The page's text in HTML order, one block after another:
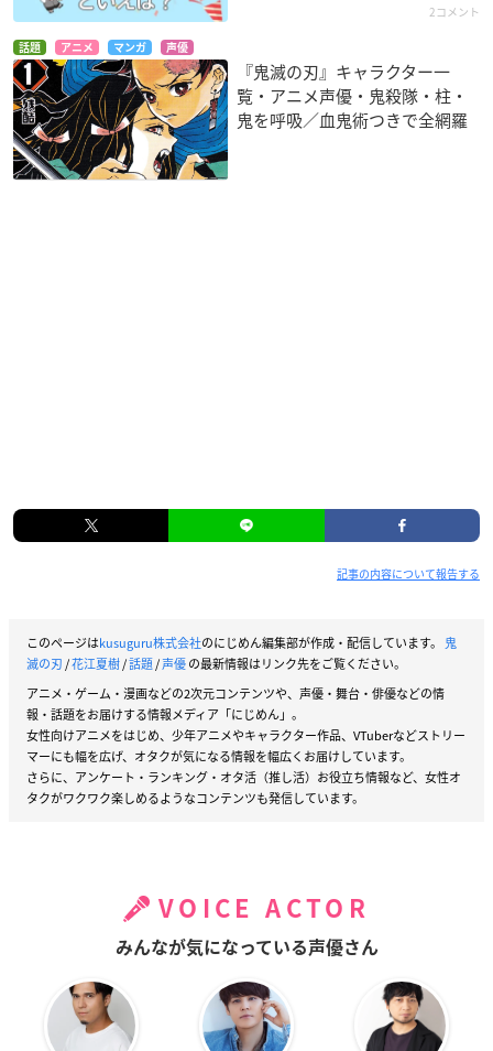
2コメント
話題 アニメ マンガ 声優
『鬼滅の刃』キャラクター一
覧・アニメ声優・鬼殺隊・柱・
鬼を呼吸／血鬼術つきで全網羅
記事の内容について報告する
このページはkusuguru株式会社のにじめん編集部が作成・配信しています。 鬼
滅の刃/花江夏樹/話題/声優の最新情報はリンク先をご覧ください。
アニメ・ゲーム・漫画などの2次元コンテンツや、声優・舞台・俳優などの情
報・話題をお届けする情報メディア「にじめん」。
女性向けアニメをはじめ、少年アニメやキャラクター作品、VTuberなどストリー
マーにも幅を広げ、オタクが気になる情報を幅広くお届けしています。
さらに、アンケート・ランキング・オタ活（推し活）お役立ち情報など、女性オ
タクがワクワク楽しめるようなコンテンツも発信しています。
VOICE ACTOR
みんなが気になっている声優さん